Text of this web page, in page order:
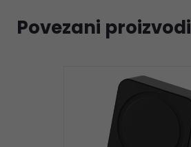
Povezani proizvodi